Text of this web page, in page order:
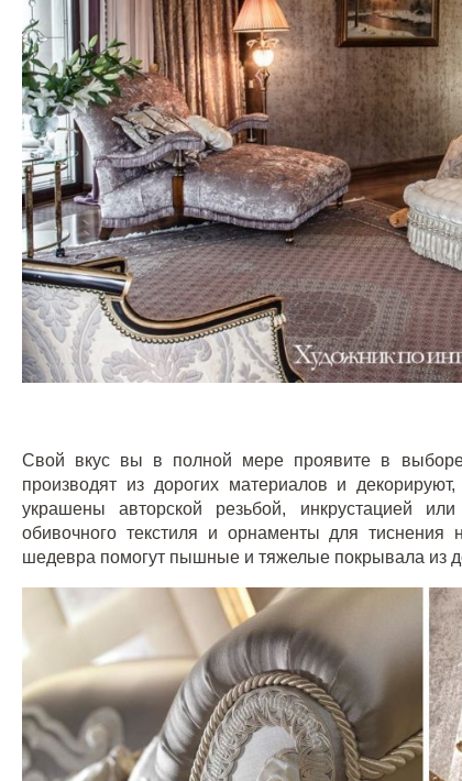
Свой вкус вы в полной мере проявите в выборе
производят из дорогих материалов и
украшены авторской резьбой, инкрустацией
обивочного текстиля и орнаменты для
шедевра помогут пышные и тяжелые покрывала из